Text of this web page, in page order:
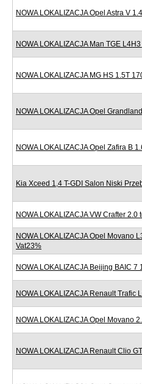
NOWA LOKALIZACJA Opel Astra V
NOWA LOKALIZACJA Man TGE
NOWA LOKALIZACJA MG HS 1.5T
NOWA LOKALIZACJA Opel
NOWA LOKALIZACJA Opel Zafira B
Kia Xceed 1,4 T-GDI Salon Niski
NOWA LOKALIZACJA VW Crafter
NOWA LOKALIZACJA Opel Movano
Vat23%
NOWA LOKALIZACJA Beijing BAIC
NOWA LOKALIZACJA Renault Trafic
NOWA LOKALIZACJA Opel Movano
NOWA LOKALIZACJA Renault Clio